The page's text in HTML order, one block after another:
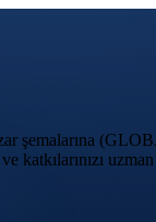
şemalarına
katkılarınızı uzman